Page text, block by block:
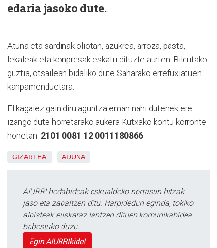
edaria jasoko dute.
Atuna eta sardinak oliotan, azukrea, arroza, pasta,
lekaleak eta konpresak eskatu dituzte aurten. Bildutako
guztia, otsailean bidaliko dute Saharako errefuxiatuen
kanpamenduetara.
Elikagaiez gain dirulaguntza eman nahi dutenek ere
izango dute horretarako aukera Kutxako kontu korronte
honetan: 2101 0081 12 0011180866
GIZARTEA ADUNA
AIURRI hedabideak eskualdeko nortasun hitzak
jaso eta zabaltzen ditu. Harpidedun eginda, tokiko
albisteak euskaraz lantzen dituen komunikabidea
babestuko duzu.
Egin AIURRIkide!